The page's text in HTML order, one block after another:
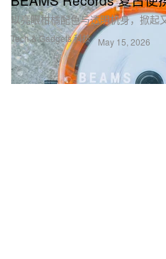
Tech & Gadgets 科技
以亮眼柑橘配色与透明机身，掀起
May 15, 2026